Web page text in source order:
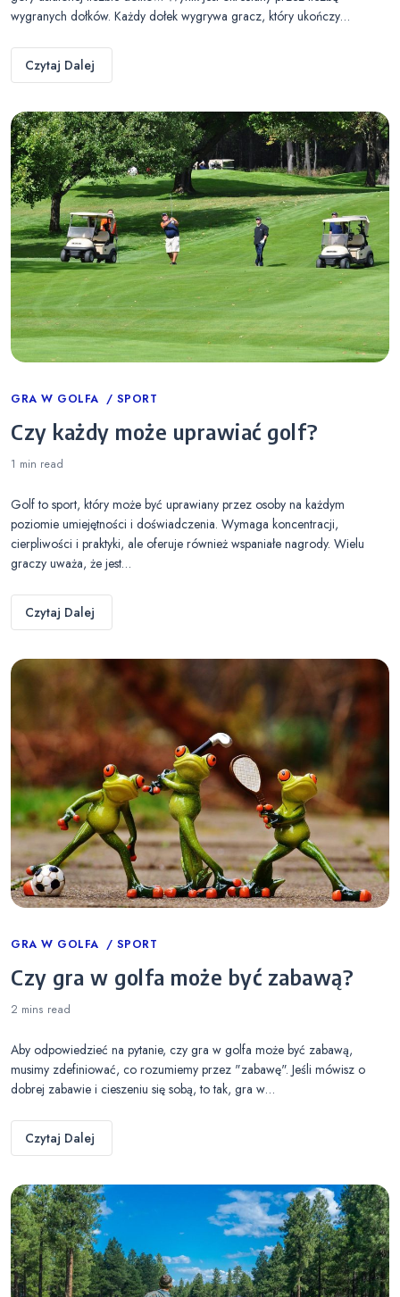
wygranych dołków. Każdy dołek wygrywa gracz, który ukończy…
Czytaj Dalej
Categories
GRA W GOLFA SPORT
Czy każdy może uprawiać golf?
1 min read
Golf to sport, który może być uprawiany przez osoby na każdym
poziomie umiejętności i doświadczenia. Wymaga koncentracji,
cierpliwości i praktyki, ale oferuje również wspaniałe nagrody. Wielu
graczy uważa, że jest…
Czytaj Dalej
Categories
GRA W GOLFA SPORT
Czy gra w golfa może być zabawą?
2 mins read
Aby odpowiedzieć na pytanie, czy gra w golfa może być zabawą,
musimy zdefiniować, co rozumiemy przez "zabawę". Jeśli mówisz o
dobrej zabawie i cieszeniu się sobą, to tak, gra w…
Czytaj Dalej